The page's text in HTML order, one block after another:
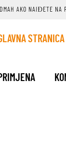
AKO NAIĐETE NA
STRANICA